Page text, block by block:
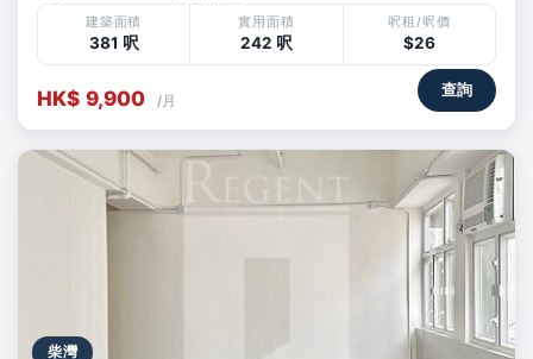
建築面積
381 呎
實用面積
242 呎
呎租/呎價
$26
HK$ 9,900 /月
查詢
柴灣